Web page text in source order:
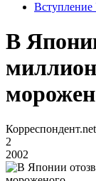
В
2
2002